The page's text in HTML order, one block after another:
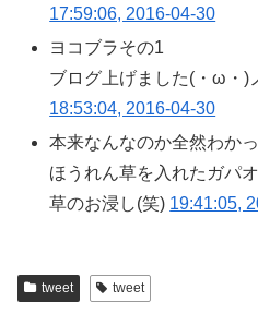
17:59:06, 2016-04-30
ヨコブラその1
ブログ上げました(・ω・)
18:53:04, 2016-04-30
本来なんなのか全然わか
ほうれん草を入れたガパ
草のお浸し(笑) 19:41:05,
tweet tweet